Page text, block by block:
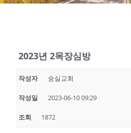
2023년 2목장심방
작성자 숭실교회
작성일 2023-06-10 09:29
조회 1872